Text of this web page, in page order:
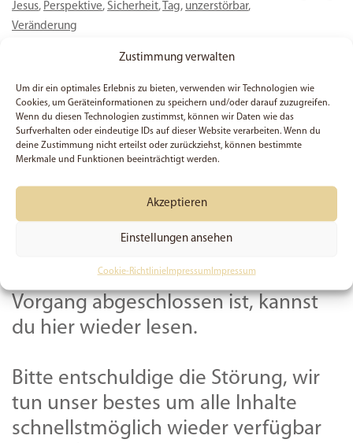
Zustimmung verwalten
Um dir ein optimales Erlebnis zu bieten, verwenden wir Technologien wie
Cookies, um Geräteinformationen zu speichern und/oder darauf zuzugreifen.
Wenn du diesen Technologien zustimmst, können wir Daten wie das
Surfverhalten oder eindeutige IDs auf dieser Website verarbeiten. Wenn du
deine Zustimmung nicht erteilst oder zurückziehst, können bestimmte
Merkmale und Funktionen beeinträchtigt werden.
Akzeptieren
Einstellungen ansehen
Cookie-RichtlinieImpressum Impressum
Jesus, Perspektive, Sicherheit, Tag, unzerstörbar,
Veränderung
Unzerstörbare
Sicherheit
Hallo,
unser Blog ist aufgrund einer
teilweise verfügbar.
geprüft und aktualisiert. Sobald der
Vorgang abgeschlossen ist, kannst
du hier wieder lesen.
Bitte entschuldige die Störung, wir
tun unser bestes um alle Inhalte
schnellstmöglich wieder verfügbar